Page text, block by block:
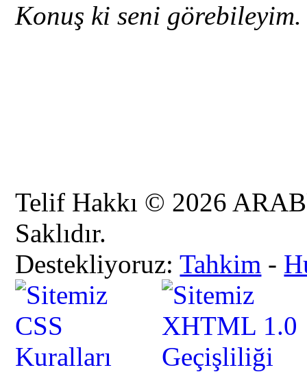
Konuş ki seni görebileyim.
Telif Hakkı © 2026
Saklıdır.
Destekliyoruz:Tahkim -